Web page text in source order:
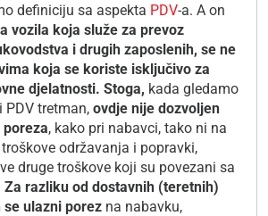
definiciju sa aspekta PDV-a. A on
vozila koja služe za prevoz
i drugih zaposlenih, se ne
koja se koriste isključivo za
djelatnosti. Stoga, kada gledamo
PDV tretman, ovdje nije dozvoljen
, kako pri nabavci, tako ni na
održavanja i popravki,
druge troškove koji su povezani sa
Za razliku od dostavnih (teretnih)
ulazni porez na nabavku,